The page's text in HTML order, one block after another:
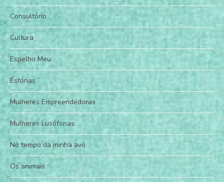
Consultório
Cultura
Espelho Meu
Estórias
Mulheres Empreendedoras
Mulheres Lusófonas
No tempo da minha avó
Os animais